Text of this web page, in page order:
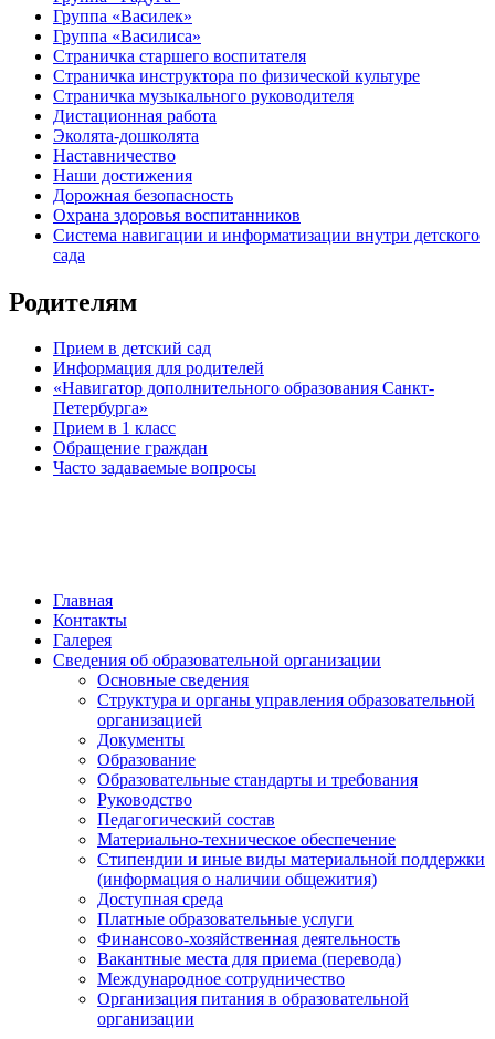
Группа «Василек»
Группа «Василиса»
Страничка старшего воспитателя
Страничка инструктора по физической культуре
Страничка музыкального руководителя
Дистационная работа
Эколята-дошколята
Наставничество
Наши достижения
Дорожная безопасность
Охрана здоровья воспитанников
Система навигации и информатизации внутри детского
сада
Родителям
Прием в детский сад
Информация для родителей
«Навигатор дополнительного образования Санкт-
Петербурга»
Прием в 1 класс
Обращение граждан
Часто задаваемые вопросы
Главная
Контакты
Галерея
Сведения об образовательной организации
Основные сведения
Структура и органы управления образовательной
организацией
Документы
Образование
Образовательные стандарты и требования
Руководство
Педагогический состав
Материально-техническое обеспечение
Стипендии и иные виды материальной поддержки
(информация о наличии общежития)
Доступная среда
Платные образовательные услуги
Финансово-хозяйственная деятельность
Вакантные места для приема (перевода)
Международное сотрудничество
Организация питания в образовательной
организации